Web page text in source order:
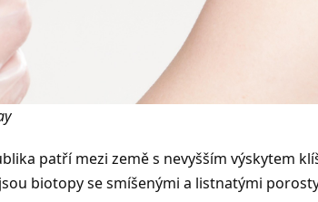
patří mezi země s nevyšším výskytem
biotopy se smíšenými a listnatými